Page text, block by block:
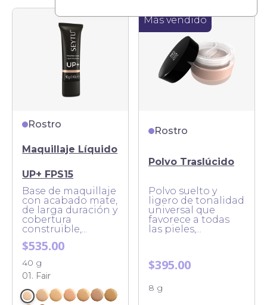
Rostro
Maquillaje Líquido
UP+ FPS15
Base de maquillaje
con acabado mate,
de larga duración y
cobertura
construible,...
$535.00
40 g
01. Fair
Más vendido
Rostro
Polvo Traslúcido
Polvo suelto y
ligero de tonalidad
universal que
favorece a todas
las pieles,...
$395.00
8 g